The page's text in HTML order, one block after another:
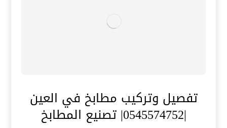
تفصيل وتركيب مطابخ في العين
|0545574752| تصنيع المطابخ